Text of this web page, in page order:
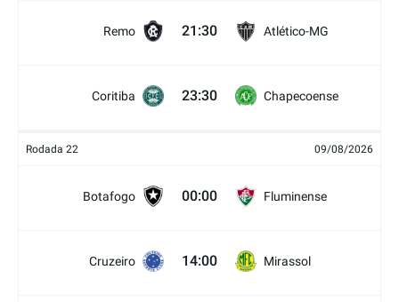
Remo 21:30 Atlético-MG
Coritiba 23:30 Chapecoense
Rodada 22 09/08/2026
Botafogo 00:00 Fluminense
Cruzeiro 14:00 Mirassol